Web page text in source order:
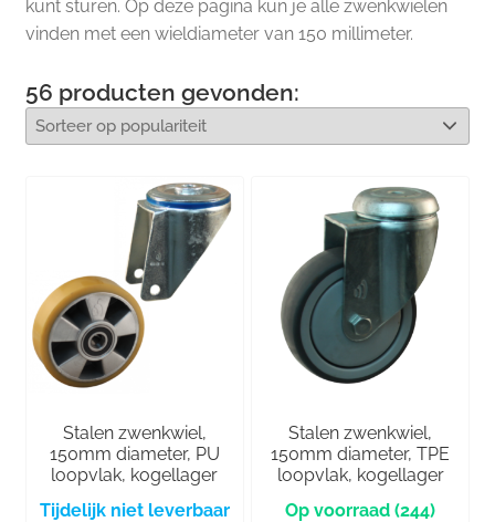
kunt sturen. Op deze pagina kun je alle zwenkwielen
vinden met een wieldiameter van 150 millimeter.
56 producten gevonden:
Stalen zwenkwiel,
150mm diameter, PU
loopvlak, kogellager
Tijdelijk niet leverbaar
Stalen zwenkwiel,
150mm diameter, TPE
loopvlak, kogellager
(244)